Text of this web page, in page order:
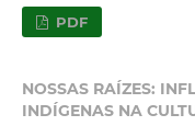
PDF
NOSSAS RAÍZES:
INDÍGENAS NA